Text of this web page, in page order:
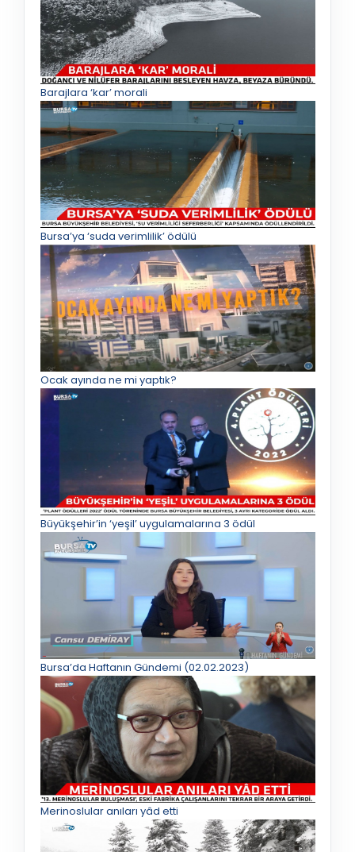
Barajlara ‘kar’ morali
Bursa’ya ‘suda verimlilik’ ödülü
Ocak ayında ne mi yaptık?
Büyükşehir’in ‘yeşil’ uygulamalarına 3 ödül
Bursa’da Haftanın Gündemi (02.02.2023)
Merinoslular anıları yâd etti